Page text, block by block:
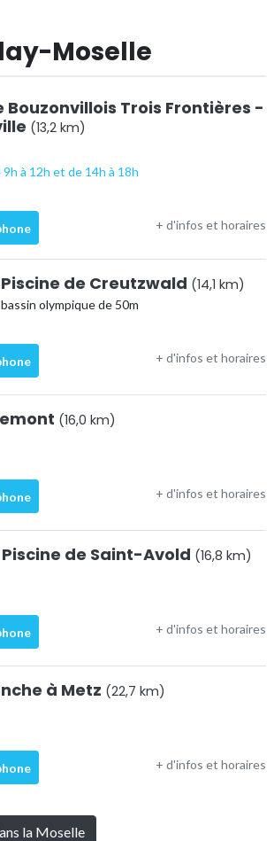
Moselle
Trois Frontières -
(13,2 km)
à 12h et de 14h à 18h
+ d'infos et horaires
de Creutzwald (14,1 km)
olympique de 50m
+ d'infos et horaires
(16,0 km)
+ d'infos et horaires
de Saint-Avold (16,8 km)
+ d'infos et horaires
à Metz (22,7 km)
+ d'infos et horaires
la Moselle